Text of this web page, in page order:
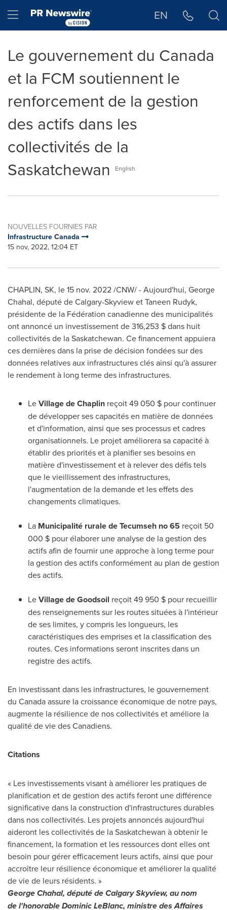
Hamburger menu EN
Le gouvernement du Canada
et la FCM soutiennent le
renforcement de la gestion
des actifs dans les
collectivités de la
Saskatchewan
English
NOUVELLES FOURNIES PAR
Infrastructure Canada
15 nov, 2022, 12:04 ET
CHAPLIN, SK, le15 nov. 2022/CNW/ - Aujourd'hui, George
Chahal, député de Calgary-Skyview etTaneen Rudyk,
présidente de la Fédération canadienne des municipalités
ont annoncé un investissement de 316,253 $ dans huit
collectivités de laSaskatchewan. Ce financement appuiera
ces dernières dans la prise de décision fondées sur des
données relatives aux infrastructures clés ainsi qu'à assurer
le rendement à long terme des infrastructures.
LeVillage deChaplin reçoit 49 050 $ pour continuer
de développer ses capacités en matière de données
et d'information, ainsi que ses processus et cadres
organisationnels. Le projet améliorera sa capacité à
établir des priorités et à planifier ses besoins en
matière d'investissement et à relever des défis tels
que le vieillissement des infrastructures,
l'augmentation de la demande et les effets des
changements climatiques.
La Municipalité rurale deTecumseh no 65 reçoit 50
000 $ pour élaborer une analyse de la gestion des
actifs afin de fournir une approche à long terme pour
la gestion des actifs conformément au plan de gestion
des actifs.
LeVillage deGoodsoil reçoit 49 950 $ pour recueillir
des renseignements sur les routes situées à l'intérieur
de ses limites, y compris les longueurs, les
caractéristiques des emprises et la classification des
routes. Ces informations seront inscrites dans un
registre des actifs.
En investissant dans les infrastructures, le gouvernement
du Canadaassure la croissance économique de notre pays,
augmente la résilience de nos collectivités et améliore la
qualité de vie des Canadiens.
Citations
« Les investissements visant à améliorer les pratiques de
planification et de gestion des actifs feront une différence
significative dans la construction d'infrastructures durables
dans nos collectivités. Les projets annoncés aujourd'hui
aideront les collectivités de laSaskatchewan à obtenir le
financement, la formation et les ressources dont elles ont
besoin pour gérer efficacement leurs actifs, ainsi que pour
accroître leur résilience économique et améliorer la qualité
de vie de leurs résidents. »
George Chahal, député de Calgary Skyview, au nom
de l'honorableDominic LeBlanc, ministre des Affaires